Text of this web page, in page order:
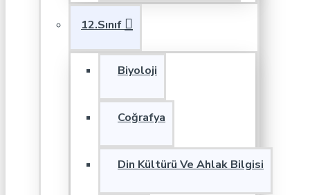
12.Sınıf
Biyoloji
Coğrafya
Din Kültürü Ve Ahlak Bilgisi